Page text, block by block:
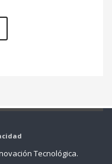
Tecnológica.